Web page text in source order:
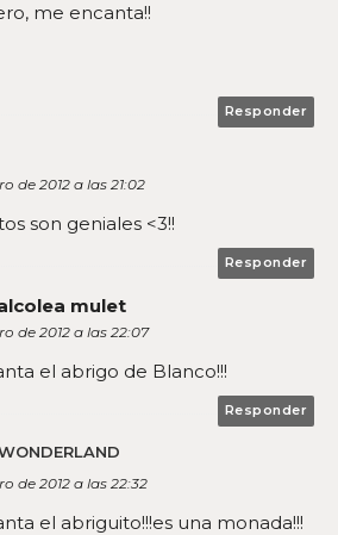
me encanta!!
Responder
de 2012 a las 21:02
son geniales <3!!
Responder
mulet
de 2012 a las 22:07
el abrigo de Blanco!!!
Responder
de 2012 a las 22:32
el abriguito!!!es una monada!!!